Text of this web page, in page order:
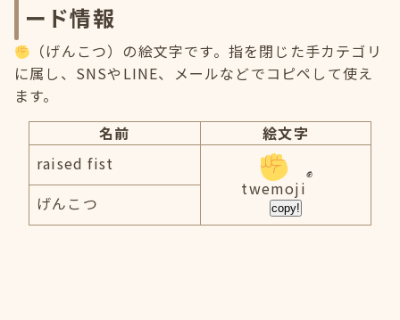
ード情報
（げんこつ）の絵文字です。指を閉じた手カテゴリ
に属し、SNSやLINE、メールなどでコピペして使え
ます。
名前
絵文字
raised fist
twemoji
copy!
げんこつ